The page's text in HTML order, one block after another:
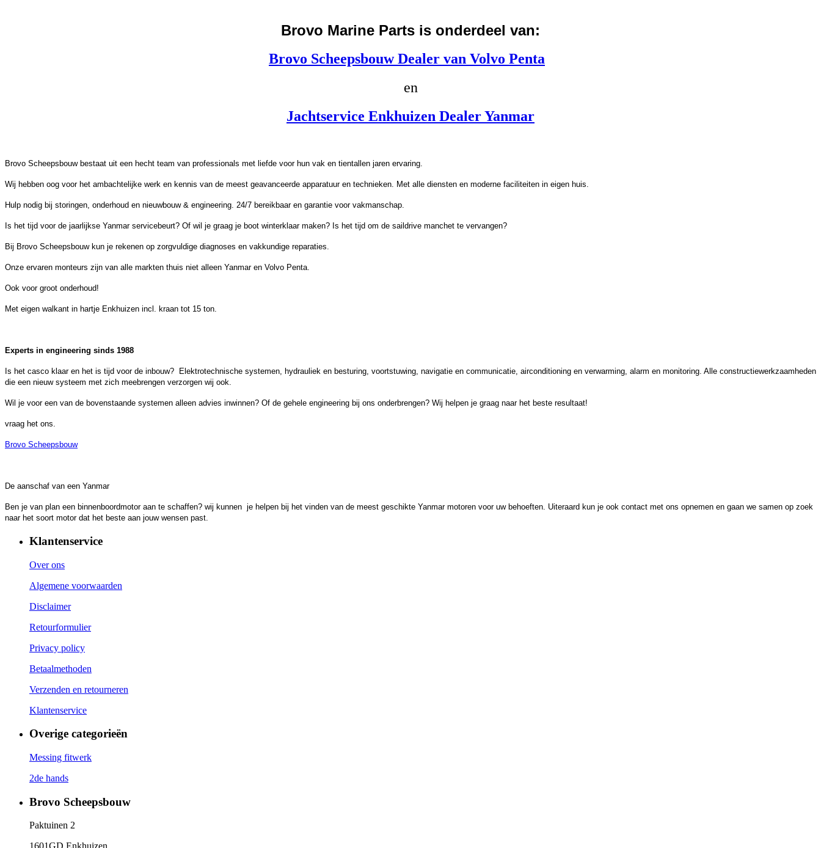
Brovo Marine Parts is onderdeel van:
Brovo Scheepsbouw Dealer van Volvo Penta
en
Jachtservice Enkhuizen Dealer Yanmar
Brovo Scheepsbouw bestaat uit een hecht team van professionals met liefde voor hun vak en tientallen jaren ervaring.
Wij hebben oog voor het ambachtelijke werk en kennis van de meest geavanceerde apparatuur en technieken. Met alle diensten en moderne faciliteiten in eigen huis.
Hulp nodig bij storingen, onderhoud en nieuwbouw & engineering. 24/7 bereikbaar en garantie voor vakmanschap.
Is het tijd voor de jaarlijkse Yanmar servicebeurt? Of wil je graag je boot winterklaar maken? Is het tijd om de saildrive manchet te vervangen?
Bij Brovo Scheepsbouw kun je rekenen op zorgvuldige diagnoses en vakkundige reparaties.
Onze ervaren monteurs zijn van alle markten thuis niet alleen Yanmar en Volvo Penta.
Ook voor groot onderhoud!
Met eigen walkant in hartje Enkhuizen incl. kraan tot 15 ton.
Experts in engineering sinds 1988
Is het casco klaar en het is tijd voor de inbouw?
Elektrotechnische systemen, hydrauliek en besturing, voortstuwing, navigatie en communicatie, airconditioning en verwarming, alarm en monitoring. Alle constructiewerkzaamheden
die een nieuw systeem met zich meebrengen verzorgen wij ook.
Wil je voor een van de bovenstaande systemen alleen advies inwinnen? Of de gehele engineering bij ons onderbrengen? Wij helpen je graag naar het beste resultaat!
vraag het ons.
Brovo Scheepsbouw
De aanschaf van een Yanmar
Ben je van plan een binnenboordmotor aan te schaffen? wij kunnen je helpen bij het vinden van de meest geschikte Yanmar motoren voor uw behoeften. Uiteraard kun je ook contact met ons opnemen en gaan we samen op zoek
naar het soort motor dat het beste aan jouw wensen past.
Klantenservice
Over ons
Algemene voorwaarden
Disclaimer
Retourformulier
Privacy policy
Betaalmethoden
Verzenden en retourneren
Klantenservice
Overige categorieën
Messing fitwerk
2de hands
Brovo Scheepsbouw
Paktuinen 2